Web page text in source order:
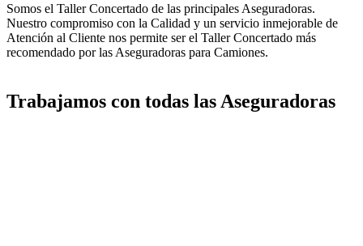
Somos el Taller Concertado de las principales Aseguradoras.
Nuestro compromiso con la Calidad y un servicio inmejorable de
Atención al Cliente nos permite ser el Taller Concertado más
recomendado por las Aseguradoras para Camiones.
Trabajamos con todas las Aseguradoras